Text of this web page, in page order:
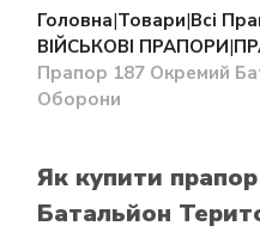
Головна|Товари|Всі
ВІЙСЬКОВІ ПРАПОРИ|
Прапор 187 Окремий
Оборони
Як купити
Батальйон